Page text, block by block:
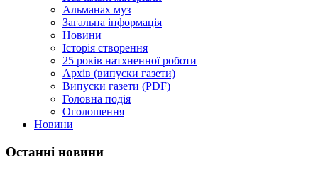
Альманах муз
Загальна інформація
Новини
Історія створення
25 років натхненної роботи
Архів (випуски газети)
Випуски газети (PDF)
Головна подія
Оголошення
Новини
Останні новини